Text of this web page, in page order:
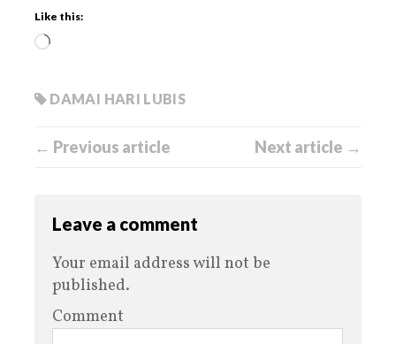
Like this:
DAMAI HARI LUBIS
← Previous article Next article →
Leave a comment
Your email address will not be
published.
Comment